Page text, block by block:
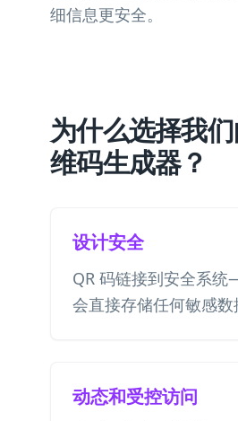
细信息更安全。
为什么选择我
维码生成器？
设计安全
QR 码链接到安全系
会直接存储任何敏感数
动态和受控访问